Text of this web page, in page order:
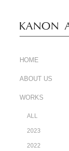
HOME
ABOUT US
WORKS
ALL
2023
2022